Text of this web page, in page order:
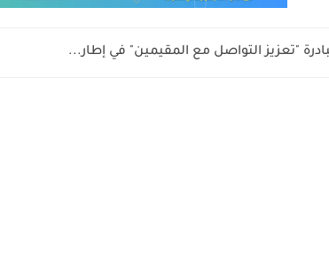
"تعزيز التواصل مع المقيمين" في إطار...